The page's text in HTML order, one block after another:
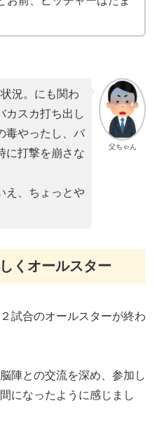
父ちゃん
況。にも関わ
カスカ打ち出し
毒やったし、バ
に打撃を崩さな
え、ちょっとや
くオールスター
試合のオールスターが終わ
陣との交流を深め、参加し
になったように感じまし